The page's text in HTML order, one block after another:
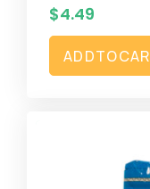
$4.49
ADDTOCAR